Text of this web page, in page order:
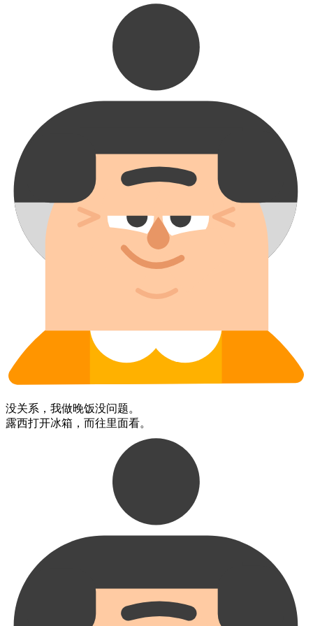
没关系，​我​做​晚饭​没问题。
露西​打开​冰箱，​而​往​里面​看。